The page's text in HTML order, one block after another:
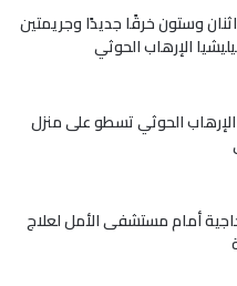
وستون خرقًا جديدًا وجريمتين
الإرهاب الحوثي
الحوثي تسطو على منزل
أمام مستشفى الأمل لعلاج